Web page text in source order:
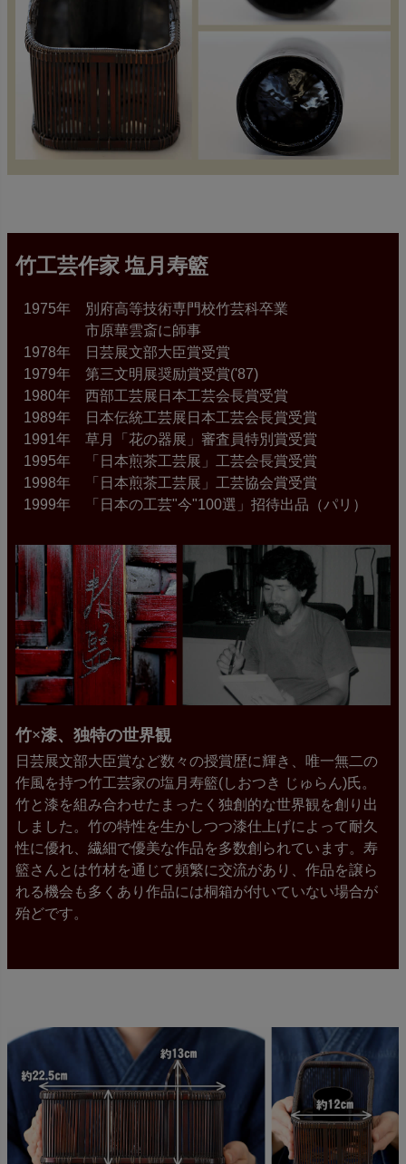
竹工芸作家 塩月寿籃
1975年 別府高等技術専門校竹芸科卒業
市原華雲斎に師事
1978年 日芸展文部大臣賞受賞
1979年 第三文明展奨励賞受賞('87)
1980年 西部工芸展日本工芸会長賞受賞
1989年 日本伝統工芸展日本工芸会長賞受賞
1991年 草月「花の器展」審査員特別賞受賞
1995年 「日本煎茶工芸展」工芸会長賞受賞
1998年 「日本煎茶工芸展」工芸協会賞受賞
1999年 「日本の工芸"今"100選」招待出品（パリ）
竹×漆、独特の世界観
日芸展文部大臣賞など数々の授賞歴に輝き、唯一無二の
作風を持つ竹工芸家の塩月寿籃(しおつき じゅらん)氏。
竹と漆を組み合わせたまったく独創的な世界観を創り出
しました。竹の特性を生かしつつ漆仕上げによって耐久
性に優れ、繊細で優美な作品を多数創られています。寿
籃さんとは竹材を通じて頻繁に交流があり、作品を譲ら
れる機会も多くあり作品には桐箱が付いていない場合が
殆どです。